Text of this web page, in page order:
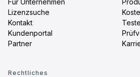
Lizenzsuche
Kontakt
Kundenportal
Partner
Rechtliches